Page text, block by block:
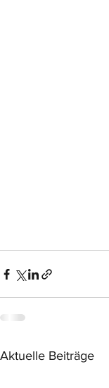
Aktuelle Beiträge